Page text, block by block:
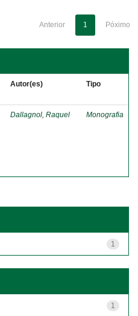
Anterior 1 Póximo
Autor(es) Tipo
Dallagnol, Raquel Monografia
1
1